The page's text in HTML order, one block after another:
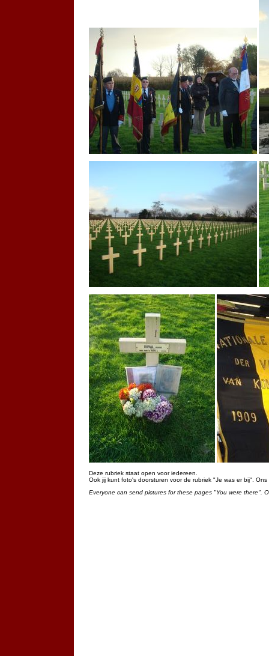
Deze rubriek staat open voor iedereen.
Ook jij kunt foto's doorsturen voor de rubriek "Je was er bij".
Everyone can send pictures for these pages "You were there".